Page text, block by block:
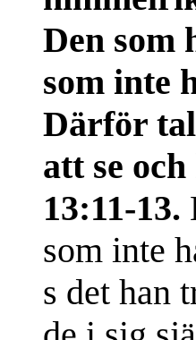
Den som
som inte
Därför
att se
13:11-13.
som inte
s det han